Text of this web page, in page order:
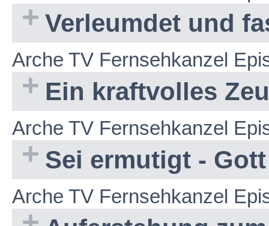
Verleumdet und
Arche TV Fernsehkanzel
Ein kraftvolles
Arche TV Fernsehkanzel
Sei ermutigt -
Arche TV Fernsehkanzel